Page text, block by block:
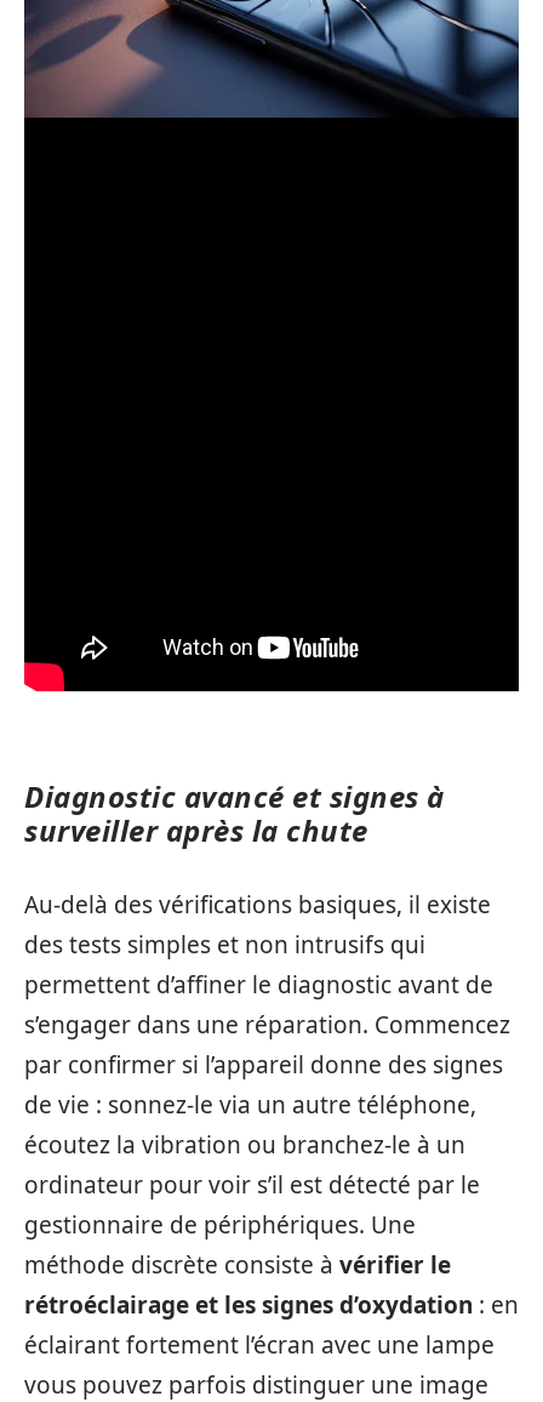
Diagnostic avancé et signes à
surveiller après la chute
Au-delà des vérifications basiques, il existe
des tests simples et non intrusifs qui
permettent d’affiner le diagnostic avant de
s’engager dans une réparation. Commencez
par confirmer si l’appareil donne des signes
de vie : sonnez-le via un autre téléphone,
écoutez la vibration ou branchez-le à un
ordinateur pour voir s’il est détecté par le
gestionnaire de périphériques. Une
méthode discrète consiste à vérifier le
rétroéclairage et les signes d’oxydation : en
éclairant fortement l’écran avec une lampe
vous pouvez parfois distinguer une image